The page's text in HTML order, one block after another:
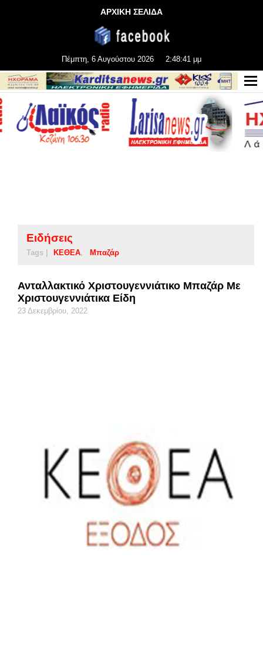
ΑΡΧΙΚΗ ΣΕΛΙΔΑ
Πέμπτη, 6 Αυγούστου 2026 2:48:42 μμ
Ειδήσεις
Tags | ΚΕΘΕΑ Μπαζάρ
Ανταλλακτικό Χριστουγεννιάτικο Μπαζάρ Με
Χριστουγεννιάτικα Είδη
23 Δεκεμβρίου, 2022